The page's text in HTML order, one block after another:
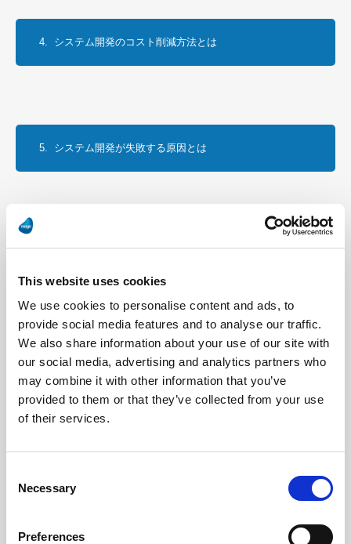
This website uses cookies
We use cookies to personalise content and ads, to
provide social media features and to analyse our traffic.
We also share information about your use of our site with
our social media, advertising and analytics partners who
may combine it with other information that you’ve
provided to them or that they’ve collected from your use
of their services.
Selection
Necessary
Preferences
4.  システム開発のコスト削減方法とは
5.  システム開発が失敗する原因とは
7.  社内システムの開発を効率化するには